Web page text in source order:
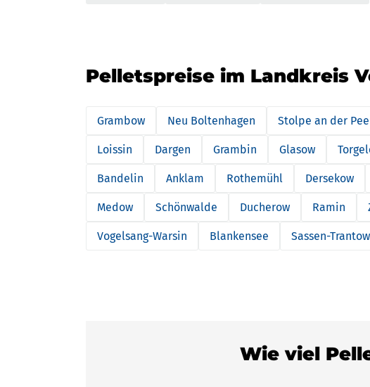
Pelletspreise im Landkreis
Grambow Neu Boltenhagen Stolpe an der
Loissin Dargen Grambin Glasow
Bandelin Anklam Rothemühl Dersekow
Medow Schönwalde Ducherow Ramin
Vogelsang-Warsin Blankensee Sassen-Trantow
Wie viel